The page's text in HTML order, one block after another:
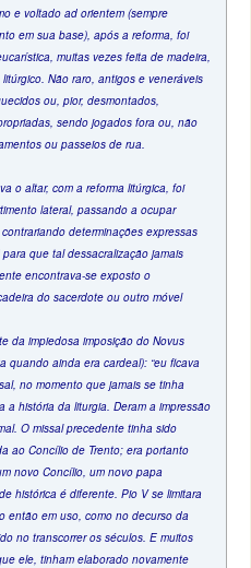
e voltado ad orientem (sempre
em sua base), após a reforma, foi
muitas vezes feita de madeira,
Não raro, antigos e veneráveis
ou, pior, desmontados,
sendo jogados fora ou, não
ou passeios de rua.
o altar, com a reforma litúrgica, foi
lateral, passando a ocupar
determinações expressas
que tal dessacralização jamais
encontrava-se exposto o
do sacerdote ou outro móvel
da impiedosa imposição do Novus
quando ainda era cardeal): “eu ficava
no momento que jamais se tinha
a história da liturgia. Deram a impressão
O missal precedente tinha sido
ao Concílio de Trento; era portanto
novo Concílio, um novo papa
histórica é diferente. Pio V se limitara
então em uso, como no decurso da
no transcorrer os séculos. E muitos
ele, tinham elaborado novamente